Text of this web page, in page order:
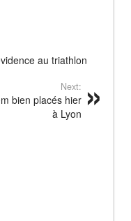
au triathlon
Next:
bien placés hier
à Lyon